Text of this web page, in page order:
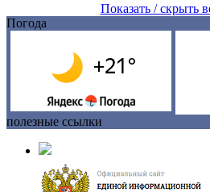
Показать / скрыть
Погода
полезные ссылки